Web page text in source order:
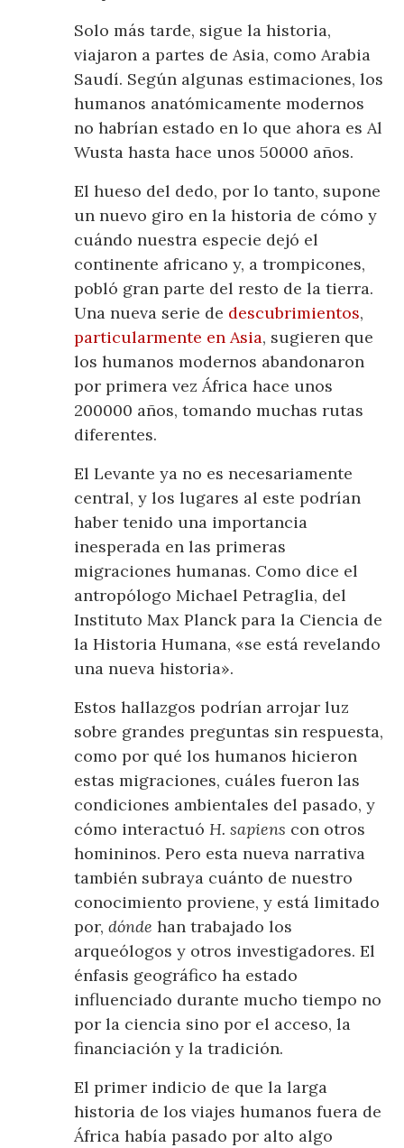
Solo más tarde, sigue la historia,
viajaron a partes de Asia, como Arabia
Saudí. Según algunas estimaciones, los
humanos anatómicamente modernos
no habrían estado en lo que ahora es Al
Wusta hasta hace unos 50000 años.
El hueso del dedo, por lo tanto, supone
un nuevo giro en la historia de cómo y
cuándo nuestra especie dejó el
continente africano y, a trompicones,
pobló gran parte del resto de la tierra.
Una nueva serie de descubrimientos,
particularmente en Asia, sugieren que
los humanos modernos abandonaron
por primera vez África hace unos
200000 años, tomando muchas rutas
diferentes.
El Levante ya no es necesariamente
central, y los lugares al este podrían
haber tenido una importancia
inesperada en las primeras
migraciones humanas. Como dice el
antropólogo Michael Petraglia, del
Instituto Max Planck para la Ciencia de
la Historia Humana, «se está revelando
una nueva historia».
Estos hallazgos podrían arrojar luz
sobre grandes preguntas sin respuesta,
como por qué los humanos hicieron
estas migraciones, cuáles fueron las
condiciones ambientales del pasado, y
cómo interactuóH. sapiens con otros
homininos. Pero esta nueva narrativa
también subraya cuánto de nuestro
conocimiento proviene, y está limitado
por,dónde han trabajado los
arqueólogos y otros investigadores. El
énfasis geográfico ha estado
influenciado durante mucho tiempo no
por la ciencia sino por el acceso, la
financiación y la tradición.
El primer indicio de que la larga
historia de los viajes humanos fuera de
África había pasado por alto algo